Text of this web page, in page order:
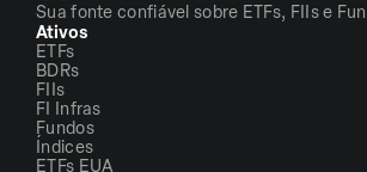
Sua fonte confiável sobre ETFs, FIIs e
Ativos
ETFs
BDRs
FIIs
FI Infras
Fundos
Índices
ETFs EUA